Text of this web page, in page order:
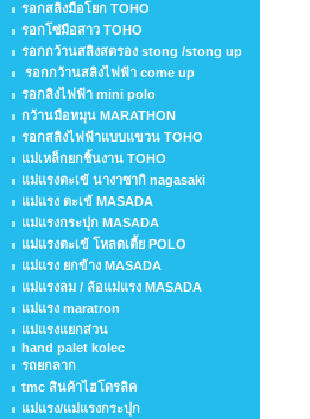
รอกสลิงมือโยก TOHO
รอกโซ่มือสาว TOHO
รอกกว้านสลิงสตรอง stong /stong up
รอกกว้านสลิงไฟฟ้า come up
รอกลิงไฟฟ้า mini polo
กว้านมือหมุน MARATHON
รอกสลิงไฟฟ้าแบบแขวน TOHO
แม่เหล็กยกชิ้นงาน TOHO
แม่แรงตะเข้ นางาซากิ nagasaki
แม่แรง ตะเข้ MASADA
แม่แรงกระปุก MASADA
แม่แรงตะเข้ โหลดเตี้ย POLO
แม่แรง ยกข้าง MASADA
แม่แรงลม / ล้อแม่แรง MASADA
แม่แรง maratron
แม่แรงแยกส่วน
hand palet kolec
รถยกลาก
tmc สินค้าไฮโดรลิค
แม่แรง/แม่แรงกระปุก